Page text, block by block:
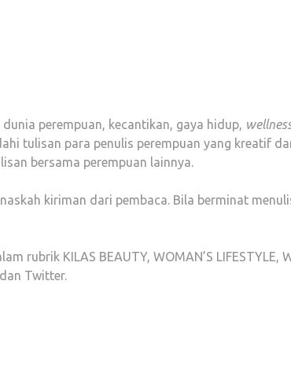
perempuan, kecantikan, gaya hidup,
tulisan para penulis perempuan yang kreatif
bersama perempuan lainnya.
kiriman dari pembaca. Bila berminat
KILAS BEAUTY, WOMAN’S LIFESTYLE,
Twitter.